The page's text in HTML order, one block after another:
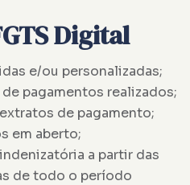
Digital
e/ou personalizadas;
pagamentos realizados;
de pagamento;
em aberto;
a partir das
de todo o período